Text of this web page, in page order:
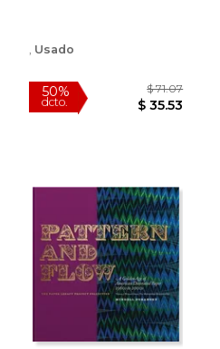
dcto. $ 19.96
Usado